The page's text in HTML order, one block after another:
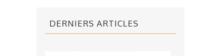
DERNIERS ARTICLES